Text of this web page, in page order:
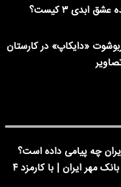
ابدی ۳ کیست؟
«دایکاپ» در کارستان
چه پیامی داده است؟
شرایط دریافت وام ۱۵۰ میلیون تومانی بانک مهر ایران | با کارمزد ۴